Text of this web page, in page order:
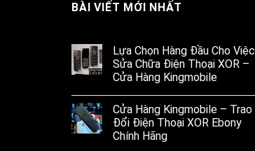
BÀI VIẾT MỚI NHẤT
Lựa Chọn Hàng Đầu Cho Việc
Sửa Chữa Điện Thoại XOR –
Cửa Hàng Kingmobile
Cửa Hàng Kingmobile – Trao
Đổi Điện Thoại XOR Ebony
Chính Hãng